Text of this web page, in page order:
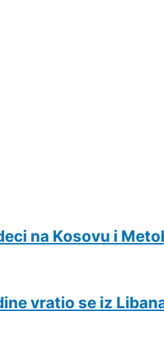
na Kosovu i
vratio se iz